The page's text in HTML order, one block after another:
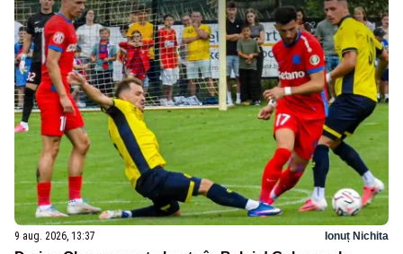
9 aug. 2026, 13:37 Ionuț Nichita